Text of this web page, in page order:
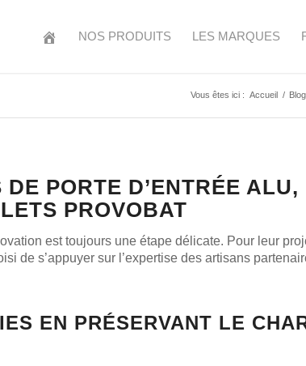
NOS PRODUITS LES MARQUES
Vous êtes ici : Accueil / Blog
PORTE D’ENTRÉE ALU,
PROVOBAT
est toujours une étape délicate. Pour leur
de s’appuyer sur l’expertise des artisans
EN PRÉSERVANT LE